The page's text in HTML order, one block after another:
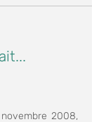
2008,